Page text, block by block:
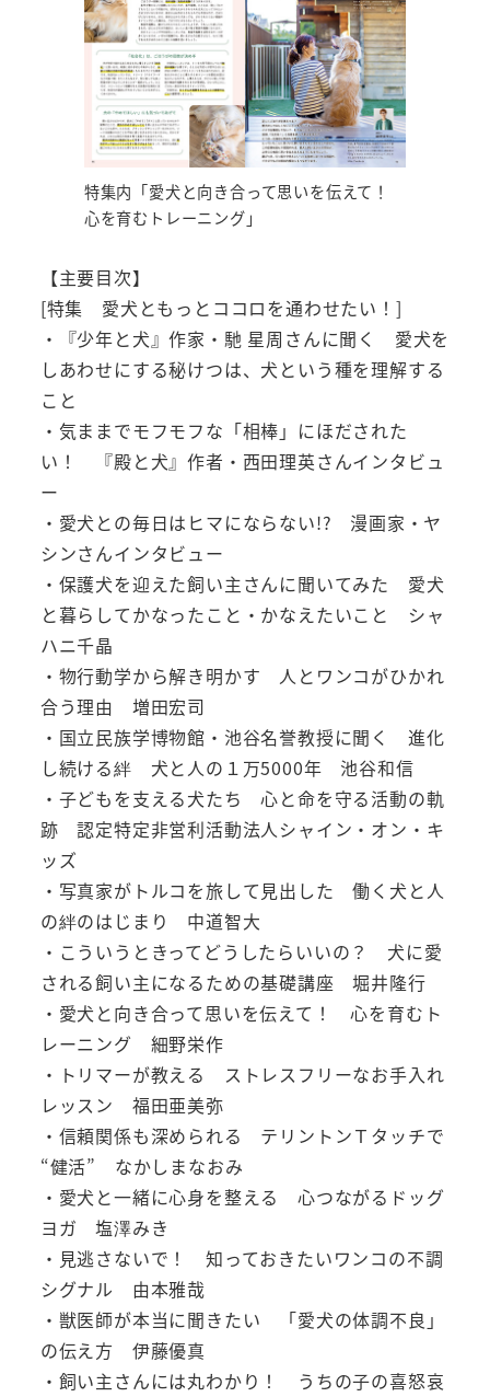
特集内「愛犬と向き合って思いを伝えて！
心を育むトレーニング」
【主要目次】
[特集 愛犬ともっとココロを通わせたい！]
・『少年と犬』作家・馳 星周さんに聞く 愛犬を
しあわせにする秘けつは、犬という種を理解する
こと
・気ままでモフモフな「相棒」にほだされた
い！ 『殿と犬』作者・西田理英さんインタビュ
ー
・愛犬との毎日はヒマにならない!? 漫画家・ヤ
シンさんインタビュー
・保護犬を迎えた飼い主さんに聞いてみた 愛犬
と暮らしてかなったこと・かなえたいこと シャ
ハニ千晶
・物行動学から解き明かす 人とワンコがひかれ
合う理由 増田宏司
・国立民族学博物館・池谷名誉教授に聞く 進化
し続ける絆 犬と人の１万5000年 池谷和信
・子どもを支える犬たち 心と命を守る活動の軌
跡 認定特定非営利活動法人シャイン・オン・キ
ッズ
・写真家がトルコを旅して見出した 働く犬と人
の絆のはじまり 中道智大
・こういうときってどうしたらいいの？ 犬に愛
される飼い主になるための基礎講座 堀井隆行
・愛犬と向き合って思いを伝えて！ 心を育むト
レーニング 細野栄作
・トリマーが教える ストレスフリーなお手入れ
レッスン 福田亜美弥
・信頼関係も深められる テリントンＴタッチで
“健活” なかしまなおみ
・愛犬と一緒に心身を整える 心つながるドッグ
ヨガ 塩澤みき
・見逃さないで！ 知っておきたいワンコの不調
シグナル 由本雅哉
・獣医師が本当に聞きたい 「愛犬の体調不良」
の伝え方 伊藤優真
・飼い主さんには丸わかり！ うちの子の喜怒哀